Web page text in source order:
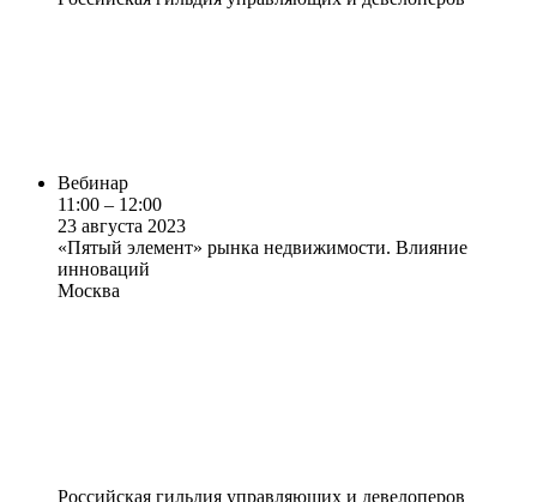
Вебинар
11:00 – 12:00
23 августа 2023
«Пятый элемент» рынка недвижимости. Влияние
инноваций
Москва
Российская гильдия управляющих и девелоперов